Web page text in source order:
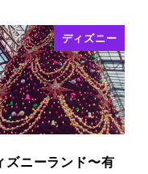
ディズニー
ズニーランド〜有